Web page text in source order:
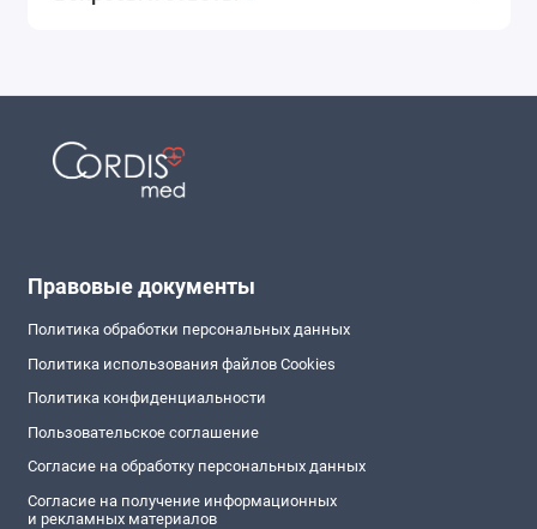
Правовые документы
Политика обработки персональных данных
Политика использования файлов Cookies
Политика конфиденциальности
Пользовательское соглашение
Согласие на обработку персональных данных
Согласие на получение информационных
и рекламных материалов